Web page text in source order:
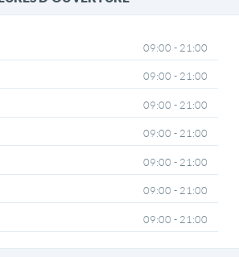
09:00 - 21:00
09:00 - 21:00
09:00 - 21:00
09:00 - 21:00
09:00 - 21:00
09:00 - 21:00
09:00 - 21:00